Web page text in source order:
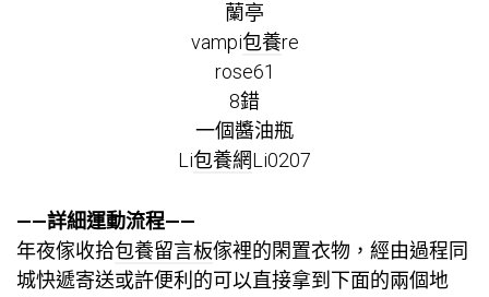
蘭亭
vampi包養re
rose61
8錯
一個醬油瓶
Li包養網Li0207
——詳細運動流程——
年夜傢收拾包養留言板傢裡的閑置衣物，經由過程同
城快遞寄送或許便利的可以直接拿到下面的兩個地